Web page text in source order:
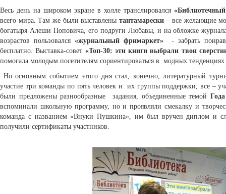
Весь день на широком экране в холле транслировался
всего мира. Там же были выставлены тантамарески– все желающие
богатыря Алеши Поповича, его подруги Любавы, и на обложке
возрастов пользовался «журнальный фримаркет» - забрать
бесплатно. Выставка-совет «Топ-30: эти книги выбрали твои
помогала молодым посетителям сориентироваться в модных
Но основным событием этого дня стал, конечно, литературный
участие три команды по пять человек и их группы поддержки, все –
были предложены разнообразные задания, объединенные темой
вспоминали школьную программу, но и проявляли смекалку и
команда с названием «Внуки Пушкина», им был вручен диплом и
получили сертификаты участников.